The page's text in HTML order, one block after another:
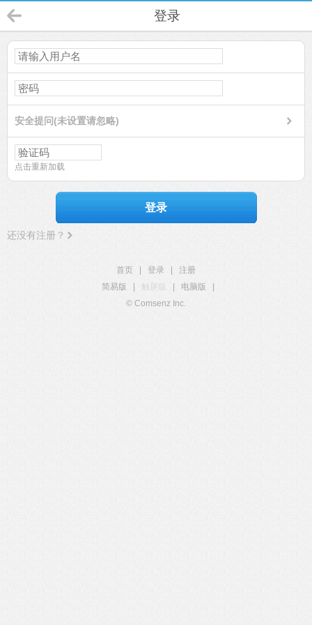
登录
安全提问(未设置请忽略)
点击重新加载
登录
还没有注册？
首页 登录
注册
简易版
触屏版 电脑版
© Comsenz Inc.